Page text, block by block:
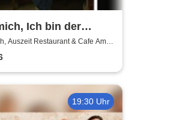
Ich bin der
Auszeit
Auszeit Restaurant & Cafe Am
19:30 Uhr